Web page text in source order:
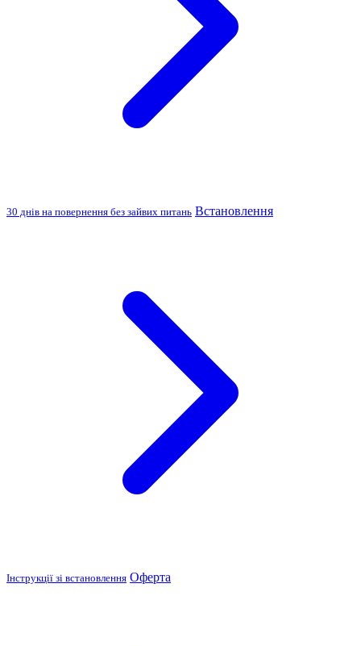
30 днів на повернення без зайвих питань Встановлення
Інструкції зі встановлення Оферта